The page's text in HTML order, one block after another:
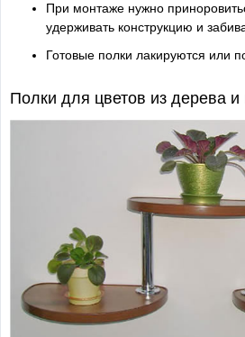
При монтаже нужно
удерживать конструкцию и
Готовые полки лакируются или
Полки для цветов из дерева и